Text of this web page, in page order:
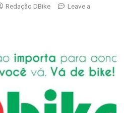
Redação DBike
Leave a